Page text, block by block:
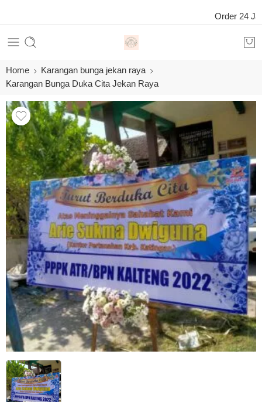
Order 24 Jam
Home
Karangan bunga jekan raya
Karangan Bunga Duka Cita Jekan Raya